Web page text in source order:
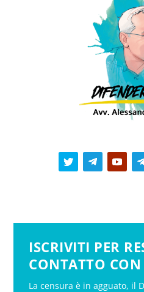
ISCRIVITI PER
CONTATTO
La censura è in agguato, il